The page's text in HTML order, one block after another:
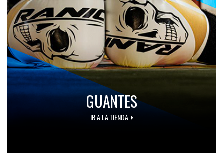
GUANTES
IR A LA TIENDA